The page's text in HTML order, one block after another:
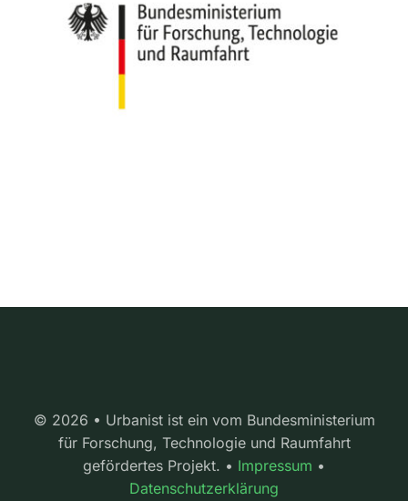
© 2026 • Urbanist ist ein vom Bundesministerium
für Forschung, Technologie und Raumfahrt
gefördertes Projekt. • Impressum •
Datenschutzerklärung